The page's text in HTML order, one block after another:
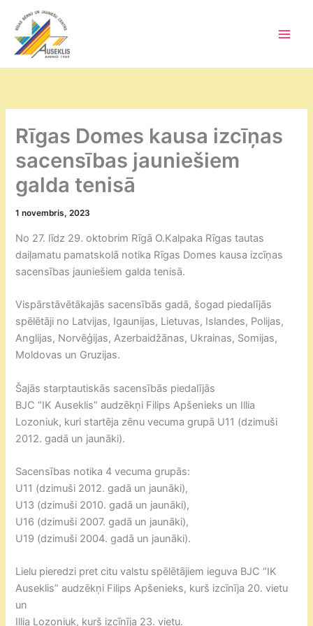
content
Rīgas Domes kausa izcīņas
sacensības jauniešiem
galda tenisā
1 novembris, 2023
No 27. līdz 29. oktobrim Rīgā O.Kalpaka Rīgas tautas
daiļamatu pamatskolā notika Rīgas Domes kausa izcīņas
sacensības jauniešiem galda tenisā.
Vispārstāvētākajās sacensībās gadā, šogad piedalījās
spēlētāji no Latvijas, Igaunijas, Lietuvas, Islandes, Polijas,
Anglijas, Norvēģijas, Azerbaidžānas, Ukrainas, Somijas,
Moldovas un Gruzijas.
Šajās starptautiskās sacensībās piedalījās
BJC “IK Auseklis” audzēkņi Filips Apšenieks un Illia
Lozoniuk, kuri startēja zēnu vecuma grupā U11 (dzimuši
2012. gadā un jaunāki).
Sacensības notika 4 vecuma grupās:
U11 (dzimuši 2012. gadā un jaunāki),
U13 (dzimuši 2010. gadā un jaunāki),
U16 (dzimuši 2007. gadā un jaunāki),
U19 (dzimuši 2004. gadā un jaunāki).
Lielu pieredzi pret citu valstu spēlētājiem ieguva BJC “IK
Auseklis” audzēkņi Filips Apšenieks, kurš izcīnīja 20. vietu
un
Illia Lozoniuk, kurš izcīnīja 23. vietu.